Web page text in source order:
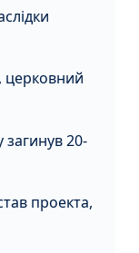
церковний
загинув 20-
проекта,